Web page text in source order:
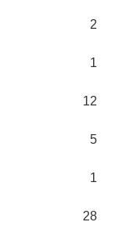
2
1
12
5
1
28